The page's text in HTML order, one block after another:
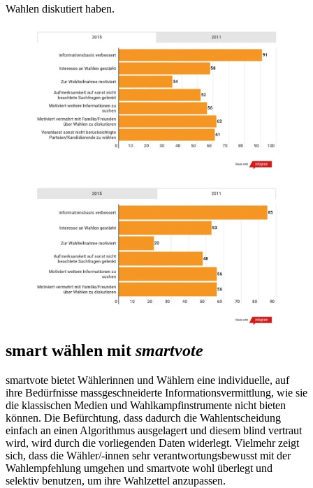
Wahlen diskutiert haben.
smart wählen mit smartvote
smartvote bietet Wählerinnen und Wählern eine individuelle, auf
ihre Bedürfnisse massgeschneiderte Informationsvermittlung, wie sie
die klassischen Medien und Wahlkampfinstrumente nicht bieten
können. Die Befürchtung, dass dadurch die Wahlentscheidung
einfach an einen Algorithmus ausgelagert und diesem blind vertraut
wird, wird durch die vorliegenden Daten widerlegt. Vielmehr zeigt
sich, dass die Wähler/-innen sehr verantwortungsbewusst mit der
Wahlempfehlung umgehen und smartvote wohl überlegt und
selektiv benutzen, um ihre Wahlzettel anzupassen.